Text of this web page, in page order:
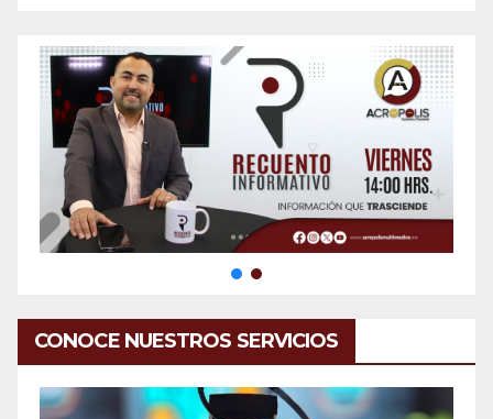
CONOCE NUESTROS SERVICIOS